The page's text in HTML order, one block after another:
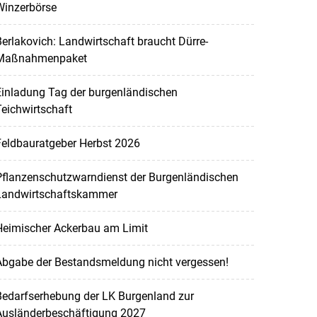
Landwirtschaft braucht Dürre-
Tag der burgenländischen
Herbst 2026
der Burgenländischen
Ackerbau am Limit
der Bestandsmeldung nicht vergessen!
der LK Burgenland zur
2027